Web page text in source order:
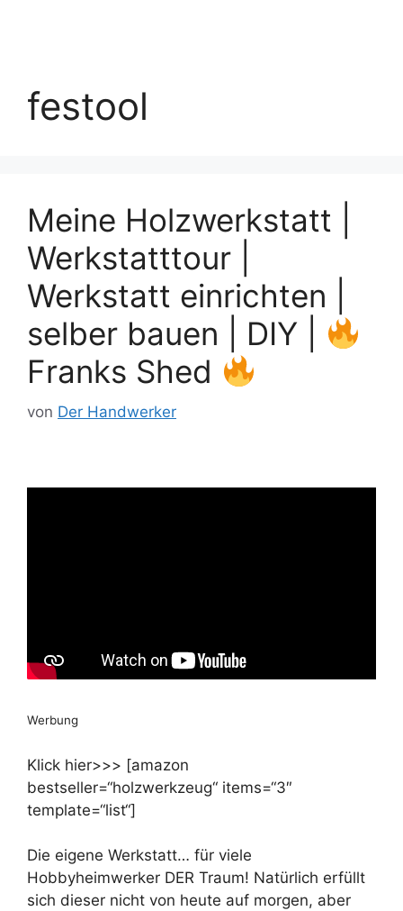
festool
Meine Holzwerkstatt |
Werkstatttour |
Werkstatt einrichten |
selber bauen | DIY |
Franks Shed
von Der Handwerker
Werbung
Klick hier>>> [amazon
bestseller=“holzwerkzeug“ items=“3″
template=“list“]
Die eigene Werkstatt… für viele
Hobbyheimwerker DER Traum! Natürlich erfüllt
sich dieser nicht von heute auf morgen, aber